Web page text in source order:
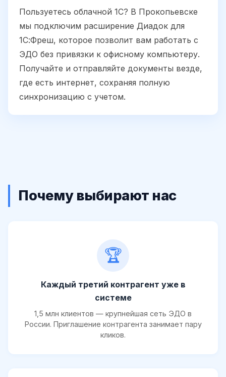
Пользуетесь облачной 1С? В Прокопьевске
мы подключим расширение Диадок для
1С:Фреш, которое позволит вам работать с
ЭДО без привязки к офисному компьютеру.
Получайте и отправляйте документы везде,
где есть интернет, сохраняя полную
синхронизацию с учетом.
Почему выбирают нас
🏆
Каждый третий контрагент уже в
системе
1,5 млн клиентов — крупнейшая сеть ЭДО в
России. Приглашение контрагента занимает пару
кликов.